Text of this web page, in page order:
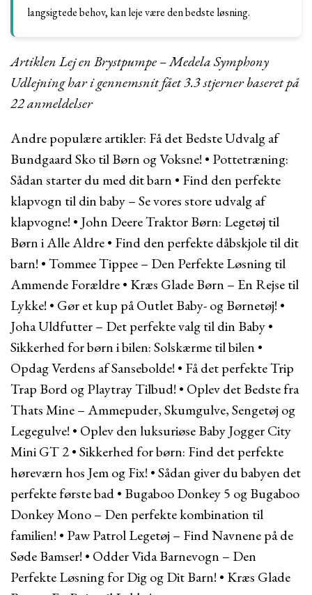
langsigtede behov, kan leje være den bedste løsning.
Artiklen Lej en Brystpumpe – Medela Symphony
Udlejning har i gennemsnit fået3.3stjerner baseret på
22anmeldelser
Andre populære artikler: Få det Bedste Udvalg af
Bundgaard Sko til Børn og Voksne! • Pottetræning:
Sådan starter du med dit barn • Find den perfekte
klapvogn til din baby – Se vores store udvalg af
klapvogne! • John Deere Traktor Børn: Legetøj til
Børn i Alle Aldre• Find den perfekte dåbskjole til dit
barn! •Tommee Tippee – Den Perfekte Løsning til
Ammende Forældre• Kræs Glade Børn – En Rejse til
Lykke! • Gør et kup på Outlet Baby- og Børnetøj! •
Joha Uldfutter – Det perfekte valg til din Baby•
Sikkerhed for børn i bilen: Solskærme til bilen •
Opdag Verdens af Sansebolde! • Få det perfekte Trip
Trap Bord og Playtray Tilbud! • Oplev det Bedste fra
Thats Mine – Ammepuder, Skumgulve, Sengetøj og
Legegulve! • Oplev den luksuriøse Baby Jogger City
Mini GT 2•Sikkerhed for børn: Find det perfekte
høreværn hos Jem og Fix! •Sådan giver du babyen det
perfekte første bad• Bugaboo Donkey 5 og Bugaboo
Donkey Mono – Den perfekte kombination til
familien! • Paw Patrol Legetøj – Find Navnene på de
Søde Bamser! • Odder Vida Barnevogn – Den
Perfekte Løsning for Dig og Dit Barn! • Kræs Glade